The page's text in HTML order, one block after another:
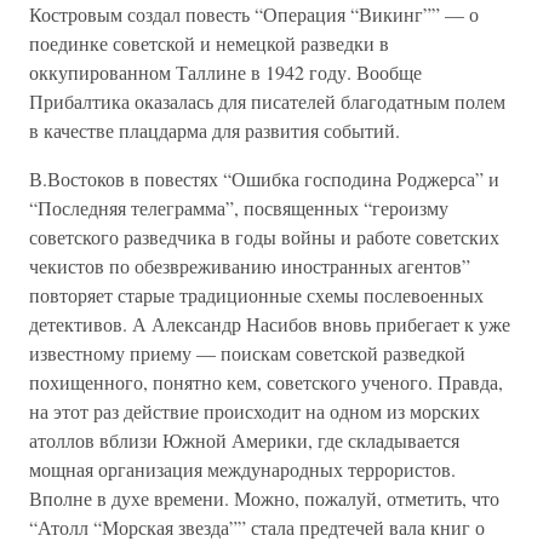
Костровым создал повесть “Операция “Викинг”” — о
поединке советской и немецкой разведки в
оккупированном Таллине в 1942 году. Вообще
Прибалтика оказалась для писателей благодатным полем
в качестве плацдарма для развития событий.
В.Востоков в повестях “Ошибка господина Роджерса” и
“Последняя телеграмма”, посвященных “героизму
советского разведчика в годы войны и работе советских
чекистов по обезвреживанию иностранных агентов”
повторяет старые традиционные схемы послевоенных
детективов. А Александр Насибов вновь прибегает к уже
известному приему — поискам советской разведкой
похищенного, понятно кем, советского ученого. Правда,
на этот раз действие происходит на одном из морских
атоллов вблизи Южной Америки, где складывается
мощная организация международных террористов.
Вполне в духе времени. Можно, пожалуй, отметить, что
“Атолл “Морская звезда”” стала предтечей вала книг о